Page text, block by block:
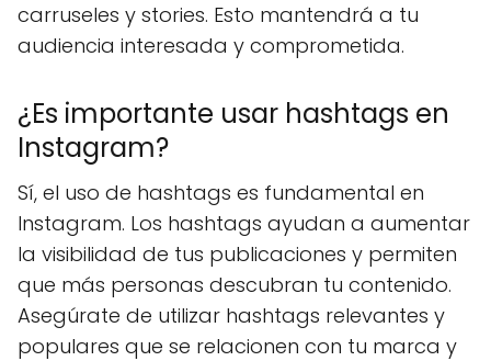
carruseles y stories. Esto mantendrá a tu
audiencia interesada y comprometida.
¿Es importante usar hashtags en
Instagram?
Sí, el uso de hashtags es fundamental en
Instagram. Los hashtags ayudan a aumentar
la visibilidad de tus publicaciones y permiten
que más personas descubran tu contenido.
Asegúrate de utilizar hashtags relevantes y
populares que se relacionen con tu marca y